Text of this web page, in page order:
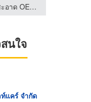
โรงงานผลิตน้ำยาทำความสะอาด OEM - คงธนา เซอร์วิส
นใจ
แคร์ จำกัด